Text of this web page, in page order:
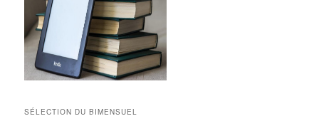
SÉLECTION DU BIMENSUEL